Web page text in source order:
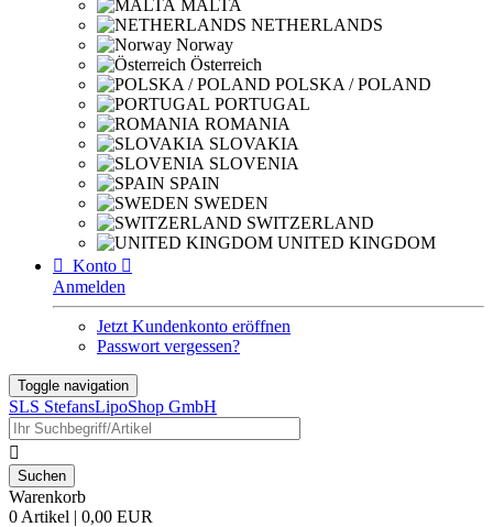
MALTA
NETHERLANDS
Norway
Österreich
POLSKA / POLAND
PORTUGAL
ROMANIA
SLOVAKIA
SLOVENIA
SPAIN
SWEDEN
SWITZERLAND
UNITED KINGDOM
 Konto 
Anmelden
Jetzt Kundenkonto eröffnen
Passwort vergessen?
Toggle navigation
SLS StefansLipoShop GmbH

Warenkorb
0 Artikel | 0,00 EUR